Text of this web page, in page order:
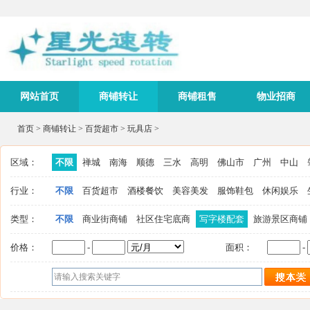
网站首页 商铺转让 商铺租售 物业招商
首页 > 商铺转让 > 百货超市 > 玩具店 >
区域： 不限 禅城 南海 顺德 三水 高明 佛山市 广州 中山
行业： 不限 百货超市 酒楼餐饮 美容美发 服饰鞋包 休闲娱乐
类型： 不限 商业街商铺 社区住宅底商 写字楼配套 旅游景区商铺
价格： - 面积： -